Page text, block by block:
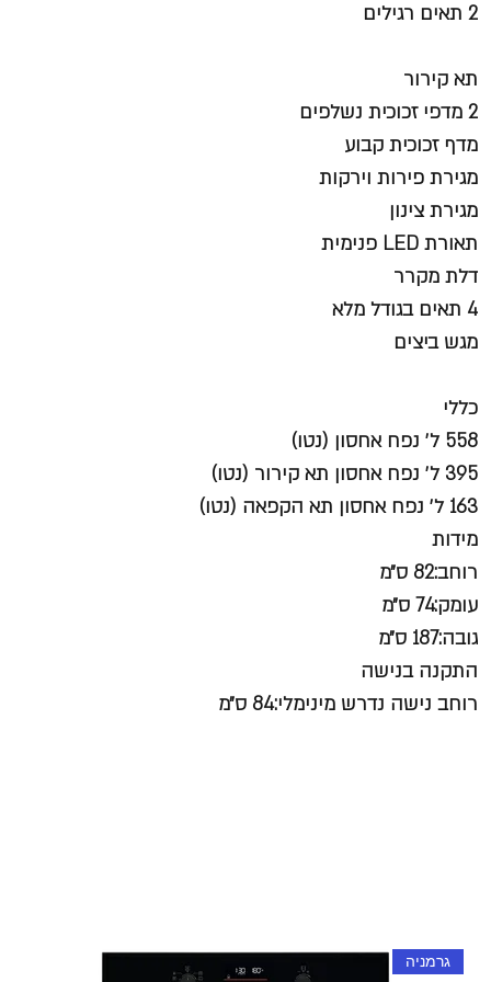
2 תאים רגילים
תא קירור
2 מדפי זכוכית נשלפים
מדף זכוכית קבוע
מגירת פירות וירקות
מגירת צינון
תאורת LED פנימית
דלת מקרר
4 תאים בגודל מלא
מגש ביצים
כללי
558 ל׳ נפח אחסון (נטו)
395 ל׳ נפח אחסון תא קירור (נטו)
163 ל׳ נפח אחסון תא הקפאה (נטו)
מידות
רוחב:82 ס״מ
עומק:74 ס״מ
גובה:187 ס״מ
התקנה בנישה
רוחב נישה נדרש מינימלי:84 ס״מ
גרמניה